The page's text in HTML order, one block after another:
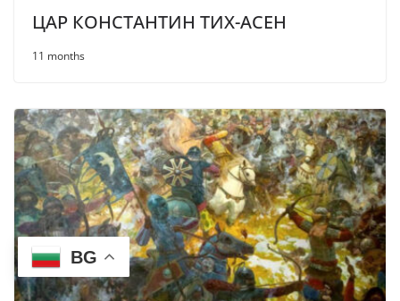
ЦАР КОНСТАНТИН ТИХ-АСЕН
11 months
BG